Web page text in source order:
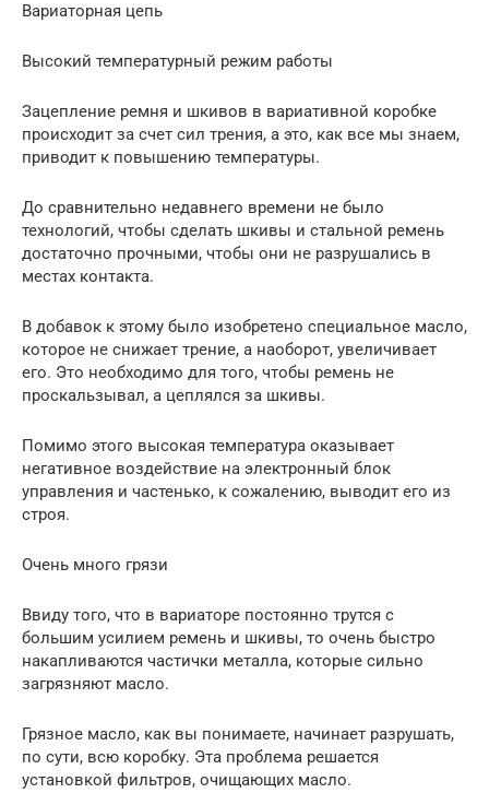
Вариаторная цепь
Высокий температурный режим работы
Зацепление ремня и шкивов в вариативной коробке
происходит за счет сил трения, а это, как все мы знаем,
приводит к повышению температуры.
До сравнительно недавнего времени не было
технологий, чтобы сделать шкивы и стальной ремень
достаточно прочными, чтобы они не разрушались в
местах контакта.
В добавок к этому было изобретено специальное масло,
которое не снижает трение, а наоборот, увеличивает
его. Это необходимо для того, чтобы ремень не
проскальзывал, а цеплялся за шкивы.
Помимо этого высокая температура оказывает
негативное воздействие на электронный блок
управления и частенько, к сожалению, выводит его из
строя.
Очень много грязи
Ввиду того, что в вариаторе постоянно трутся с
большим усилием ремень и шкивы, то очень быстро
накапливаются частички металла, которые сильно
загрязняют масло.
Грязное масло, как вы понимаете, начинает разрушать,
по сути, всю коробку. Эта проблема решается
установкой фильтров, очищающих масло.